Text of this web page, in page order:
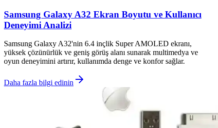
Samsung Galaxy A32 Ekran Boyutu ve Kullanıcı
Deneyimi Analizi
Samsung Galaxy A32'nin 6.4 inçlik Super AMOLED ekranı,
yüksek çözünürlük ve geniş görüş alanı sunarak multimedya ve
oyun deneyimini artırır, kullanımda denge ve konfor sağlar.
Daha fazla bilgi edinin